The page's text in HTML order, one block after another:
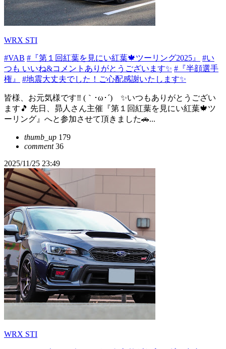
WRX STI
#VAB #『第１回紅葉を見にい紅葉🍁ツーリング2025』
#い
つも いいね&コメントありがとうございます✨ #『半顔選手
権』
#地震大丈夫でした！ご心配感謝いたします✨
皆様、お元気様です‼️ (｀･ω･´)ゞ✨いつもありがとうござい
ます🎵 先日、昴人さん主催『第１回紅葉を見にい紅葉🍁ツ
ーリング』へと参加させて頂きました🚗...
thumb_up 179
comment36
2025/11/25 23:49
WRX STI